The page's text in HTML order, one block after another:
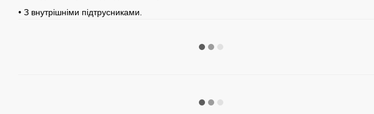
• З внутрішніми підтрусниками.